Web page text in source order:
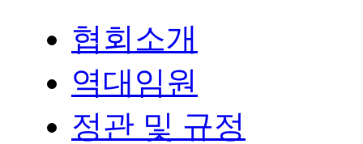
협회소개
역대임원
정관 및 규정